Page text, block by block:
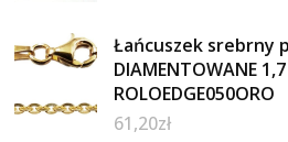
Łańcuszek srebrny
DIAMENTOWANE
ROLOEDGE050ORO
61,20zł